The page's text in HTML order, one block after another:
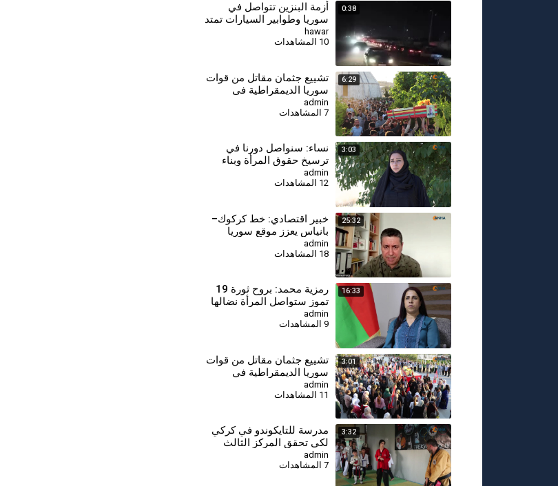
0:38
أزمة البنزين تتواصل في
سوريا وطوابير السيارات تمتد
أمام محطات الوقود
hawar
10 المشاهدات
6:29
⁣تشييع جثمان مقاتل من قوات
سوريا الديمقراطية في
كوباني
admin
7 المشاهدات
3:03
⁣نساء: سنواصل دورنا في
ترسيخ حقوق المرأة وبناء
سوريا الديمقراطية
admin
12 المشاهدات
25:32
⁣خبير اقتصادي: خط كركوك–
بانياس يعزز موقع سوريا
والعراق ويقلص النفوذ التركي
admin
18 المشاهدات
16:33
⁣رمزية محمد: بروح ثورة 19
تموز ستواصل المرأة نضالها
لبناء سوريا المستقبل
admin
9 المشاهدات
3:01
⁣تشييع جثمان مقاتل من قوات
سوريا الديمقراطية في
قامشلو
admin
11 المشاهدات
3:32
⁣مدرسة للتايكوندو في كركي
لكي تحقق المركز الثالث
على مستوى سوريا
admin
7 المشاهدات